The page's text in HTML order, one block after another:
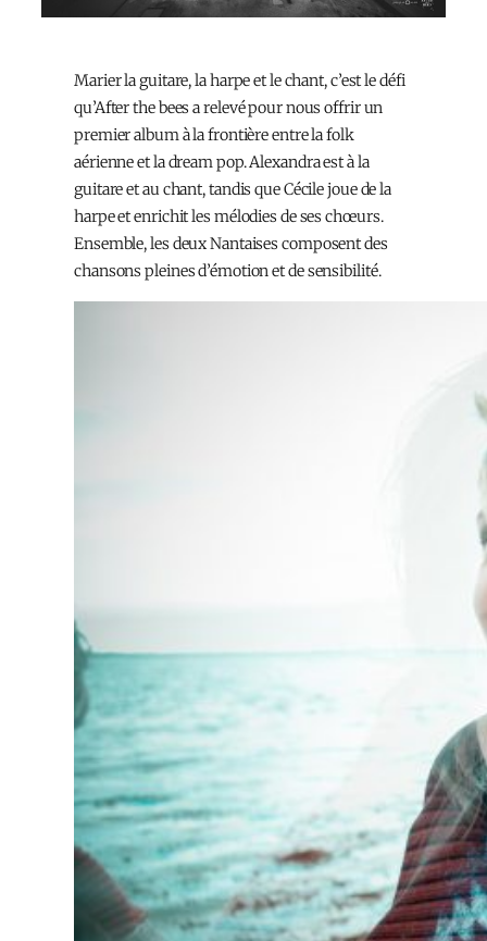
Marier la guitare, la harpe et le chant, c’est le défi
qu’After the bees a relevé pour nous offrir un
premier album à la frontière entre la folk
aérienne et la dream pop. Alexandra est à la
guitare et au chant, tandis que Cécile joue de la
harpe et enrichit les mélodies de ses chœurs.
Ensemble, les deux Nantaises composent des
chansons pleines d’émotion et de sensibilité.